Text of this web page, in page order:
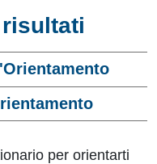
per orientarti